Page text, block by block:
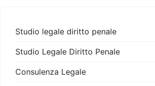
Studio legale diritto penale
Studio Legale Diritto Penale
Consulenza Legale